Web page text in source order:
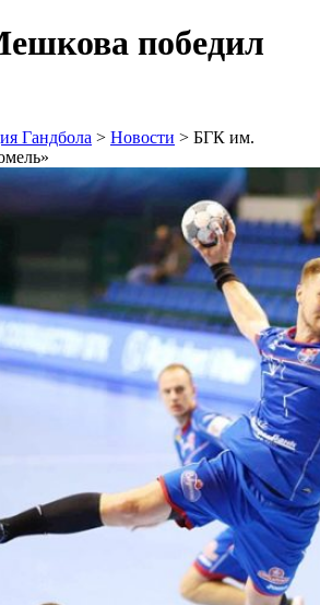
победил
Гандбола > Новости > БГК им.